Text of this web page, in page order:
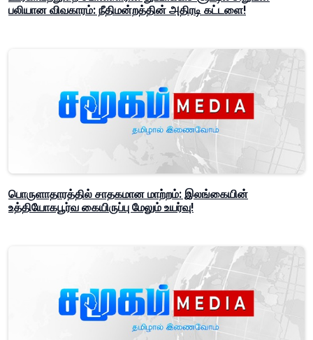
பலியான விவகாரம்: நீதிமன்றத்தின் அதிரடி கட்டளை!
பொருளாதாரத்தில் சாதகமான மாற்றம்: இலங்கையின்
உத்தியோகபூர்வ கையிருப்பு மேலும் உயர்வு!